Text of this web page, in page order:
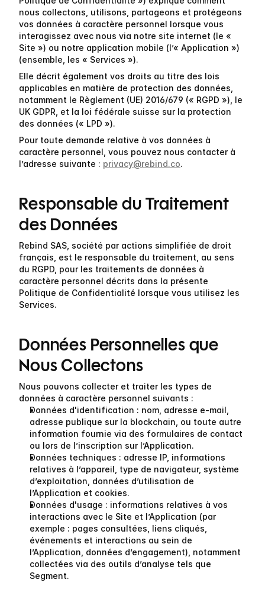
nous collectons, utilisons, partageons et protégeons
vos données à caractère personnel lorsque vous
interagissez avec nous via notre site internet (le «
Site ») ou notre application mobile (l’« Application »)
(ensemble, les « Services »).
Elle décrit également vos droits au titre des lois
applicables en matière de protection des données,
notamment le Règlement (UE) 2016/679 (« RGPD »), le
UK GDPR, et la loi fédérale suisse sur la protection
des données (« LPD »).
Pour toute demande relative à vos données à
caractère personnel, vous pouvez nous contacter à
l’adresse suivante : privacy@rebind.co.
Responsable du Traitement
des Données
Rebind SAS, société par actions simplifiée de droit
français, est le responsable du traitement, au sens
du RGPD, pour les traitements de données à
caractère personnel décrits dans la présente
Politique de Confidentialité lorsque vous utilisez les
Services.
Données Personnelles que
Nous Collectons
Nous pouvons collecter et traiter les types de
données à caractère personnel suivants :
Données d'identification : nom, adresse e-mail,
adresse publique sur la blockchain, ou toute autre
information fournie via des formulaires de contact
ou lors de l’inscription sur l’Application.
Données techniques : adresse IP, informations
relatives à l’appareil, type de navigateur, système
d’exploitation, données d’utilisation de
l’Application et cookies.
Données d'usage : informations relatives à vos
interactions avec le Site et l’Application (par
exemple : pages consultées, liens cliqués,
événements et interactions au sein de
l’Application, données d’engagement), notamment
collectées via des outils d’analyse tels que
Segment.